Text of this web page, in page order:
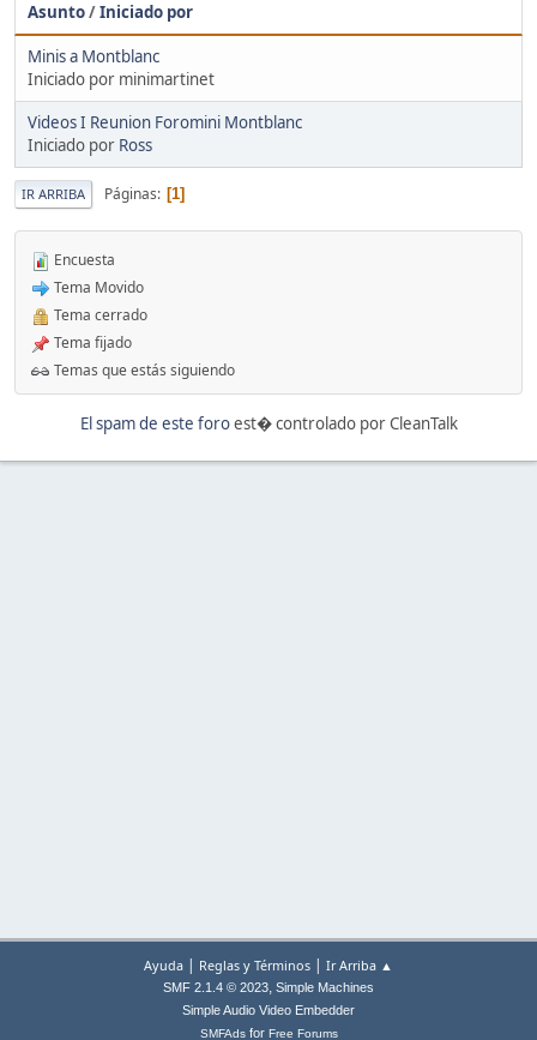
Asunto/Iniciado por
Minis a Montblanc
Iniciado por minimartinet
Videos I Reunion Foromini Montblanc
Iniciado por Ross
IR ARRIBA Páginas 1
Encuesta
Tema Movido
Tema cerrado
Tema fijado
Temas que estás siguiendo
El spam de este foroest� controlado por CleanTalk
Ayuda | Reglas y Términos | Ir Arriba ▲
SMF 2.1.4 © 2023, Simple Machines
Simple Audio Video Embedder
SMFAdsfor Free Forums